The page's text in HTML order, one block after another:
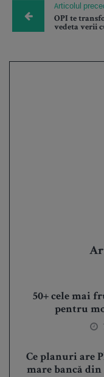
Articolul
OPI te
vedeta verii
50+ cele mai
pentru
Ce planuri are
mare bancă din